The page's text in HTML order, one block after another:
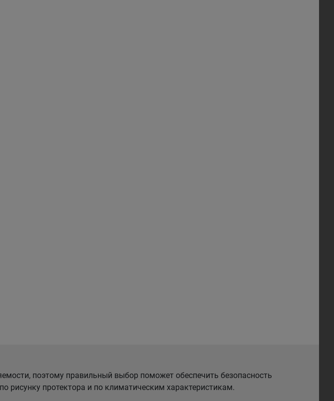
поэтому правильный выбор поможет обеспечить безопасность
рисунку протектора и по климатическим характеристикам.